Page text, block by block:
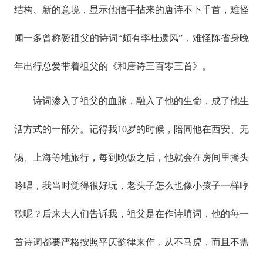
结构、新的意境，显示他信手拈来的唐诗不下千首，难怪
闻一多曾称赞祖父的诗词“颇有李杜遗风”，难怪陈省身晚
年出行总爱带着祖父的《和唐诗三百零三首》。
诗词渗入了祖父的血脉，融入了他的生命，成了他生
活方式的一部分。记得我10岁的时候，陪同他在西安、无
锡、上海等地旅行，每到晚饭之后，他就会在房间里摇头
吟唱，我当时觉得很好玩，老头子怎么也像小孩子一样哼
歌呢？后来大人们告诉我，祖父是在作诗填词，他的每一
首诗词都要严格按照平仄韵律来作，从不马虎，而且不需